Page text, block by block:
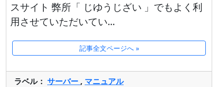
スサイト 弊所「 じゆうじざい 」でもよく利
用させていただいてい...
記事全文ページへ »
ラベル： サーバー , マニュアル